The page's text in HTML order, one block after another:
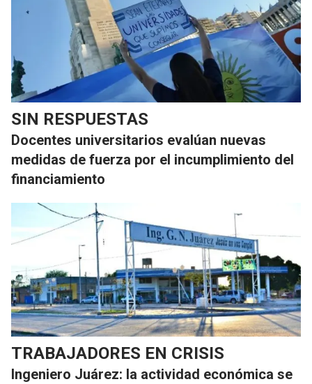
SIN RESPUESTAS
Docentes universitarios evalúan nuevas
medidas de fuerza por el incumplimiento del
financiamiento
TRABAJADORES EN CRISIS
Ingeniero Juárez: la actividad económica se